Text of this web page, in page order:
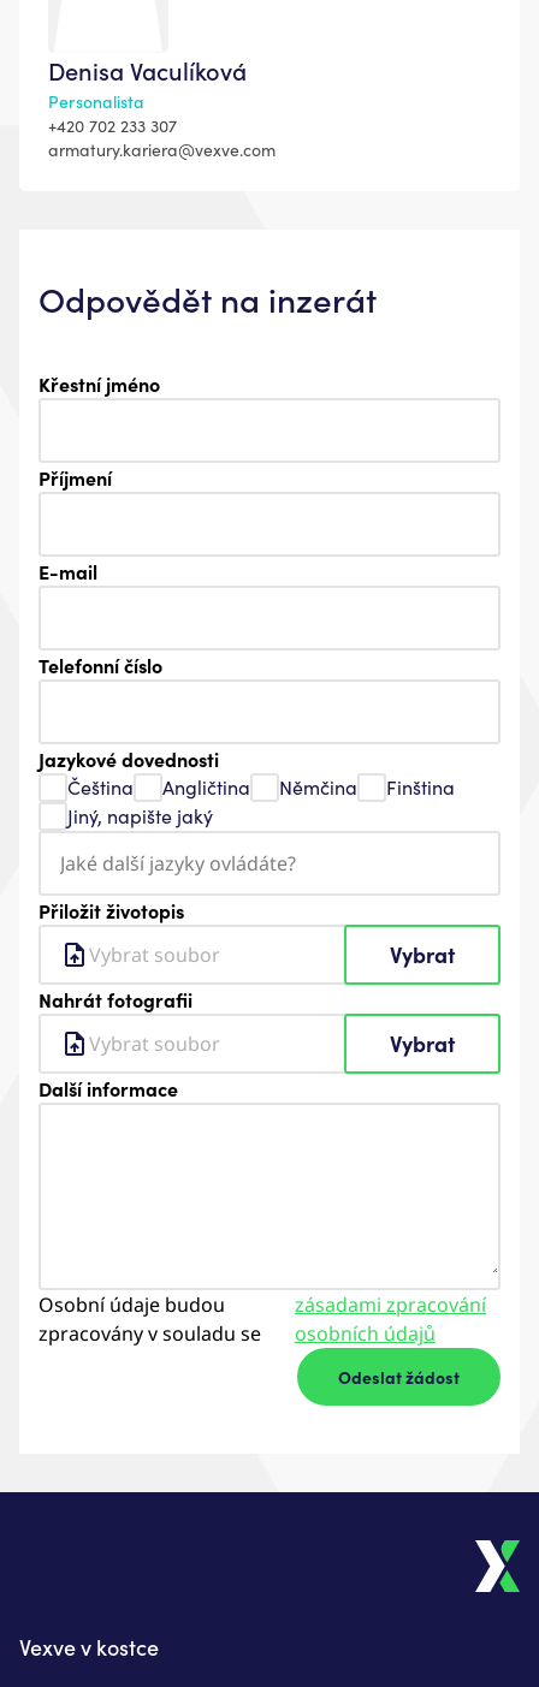
Denisa Vaculíková
Personalista
+420 702 233 307
armatury.kariera@vexve.com
Odpovědět na inzerát
Křestní jméno
Příjmení
E-mail
Telefonní číslo
Jazykové dovednosti
Čeština Angličtina Němčina
Finština
Jiný, napište jaký
Přiložit životopis
Vybrat soubor
Vybrat
Nahrát fotografii
Vybrat soubor
Vybrat
Další informace
Osobní údaje budou
zpracovány v souladu se
zásadami zpracování
osobních údajů
Odeslat žádost
Vexve v kostce